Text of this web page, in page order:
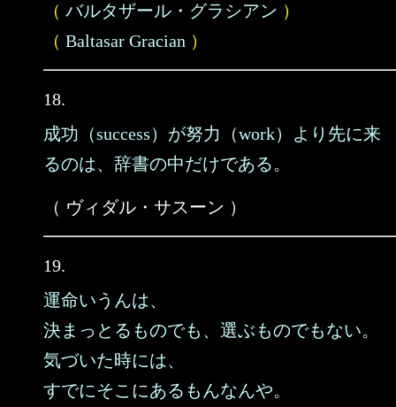
（ バルタザール・グラシアン ）
（ Baltasar Gracian ）
18.
成功（success）が努力（work）より先に来
るのは、辞書の中だけである。
（ ヴィダル・サスーン ）
19.
運命いうんは、
決まっとるものでも、選ぶものでもない。
気づいた時には、
すでにそこにあるもんなんや。